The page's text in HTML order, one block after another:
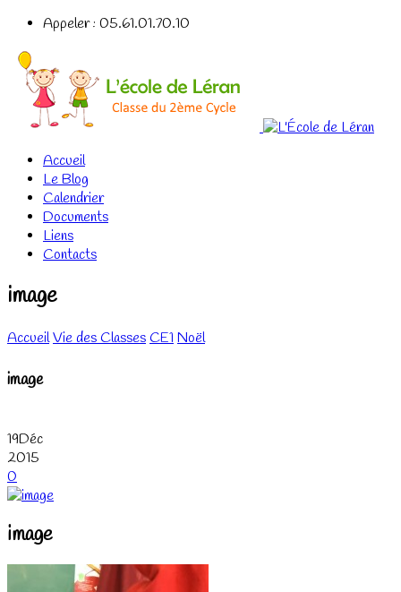
Appeler : 05.61.01.70.10
Accueil
Le Blog
Calendrier
Documents
Liens
Contacts
image
AccueilVie des ClassesCE1 Noël
image
19Déc
2015
0
image